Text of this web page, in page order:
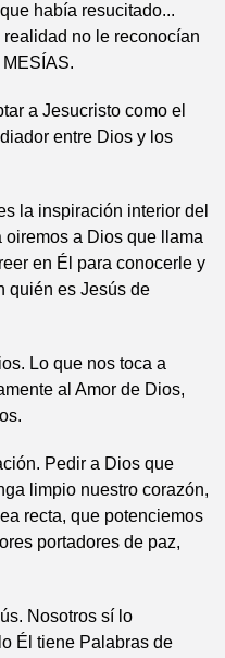
había resucitado...
no le reconocían
a Jesucristo como el
entre Dios y los
la inspiración interior del
oiremos a Dios que llama
en Él para conocerle y
quién es Jesús de
Lo que nos toca a
al Amor de Dios,
Pedir a Dios que
limpio nuestro corazón,
recta, que potenciemos
portadores de paz,
Nosotros sí lo
Él tiene Palabras de